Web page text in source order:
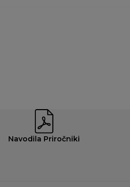
Navodila Priročniki